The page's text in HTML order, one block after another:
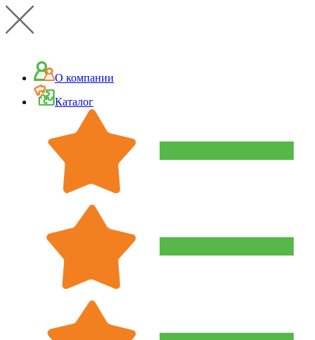
О компании
Каталог